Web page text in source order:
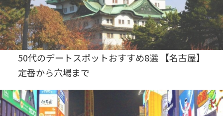
50代のデートスポットおすすめ8選 【名古屋】
定番から穴場まで